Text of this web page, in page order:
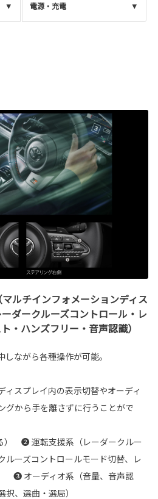
電源・充電
ルチインフォメーションディス
ダークルーズコントロール・レ
・ハンズフリー・音声認識）
ながら各種操作が可能。
ィスプレイ内の表示切替やオーディ
グから手を離さずに行うことがで
） ❷ 運転支援系（レーダークルー
ルーズコントロールモード切替、レ
❸ オーディオ系（音量、音声認
、選曲・選局）